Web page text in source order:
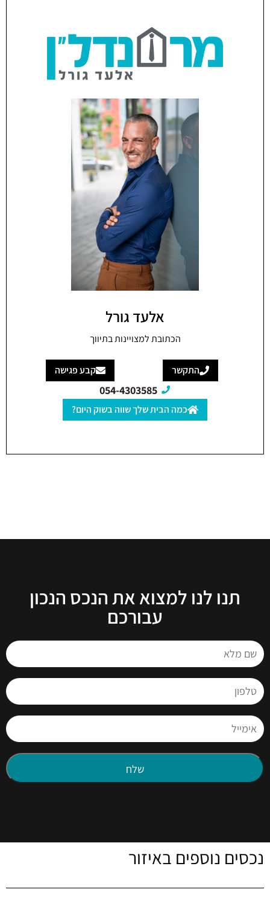
אלעד גורל
הכתובת למצויינות בתיווך
התקשר קבע פגישה
054-4303585
כמה הבית שלך שווה בשוק היום?
תנו לנו למצוא את הנכס הנכון
עבורכם
נכסים נוספים באיזור